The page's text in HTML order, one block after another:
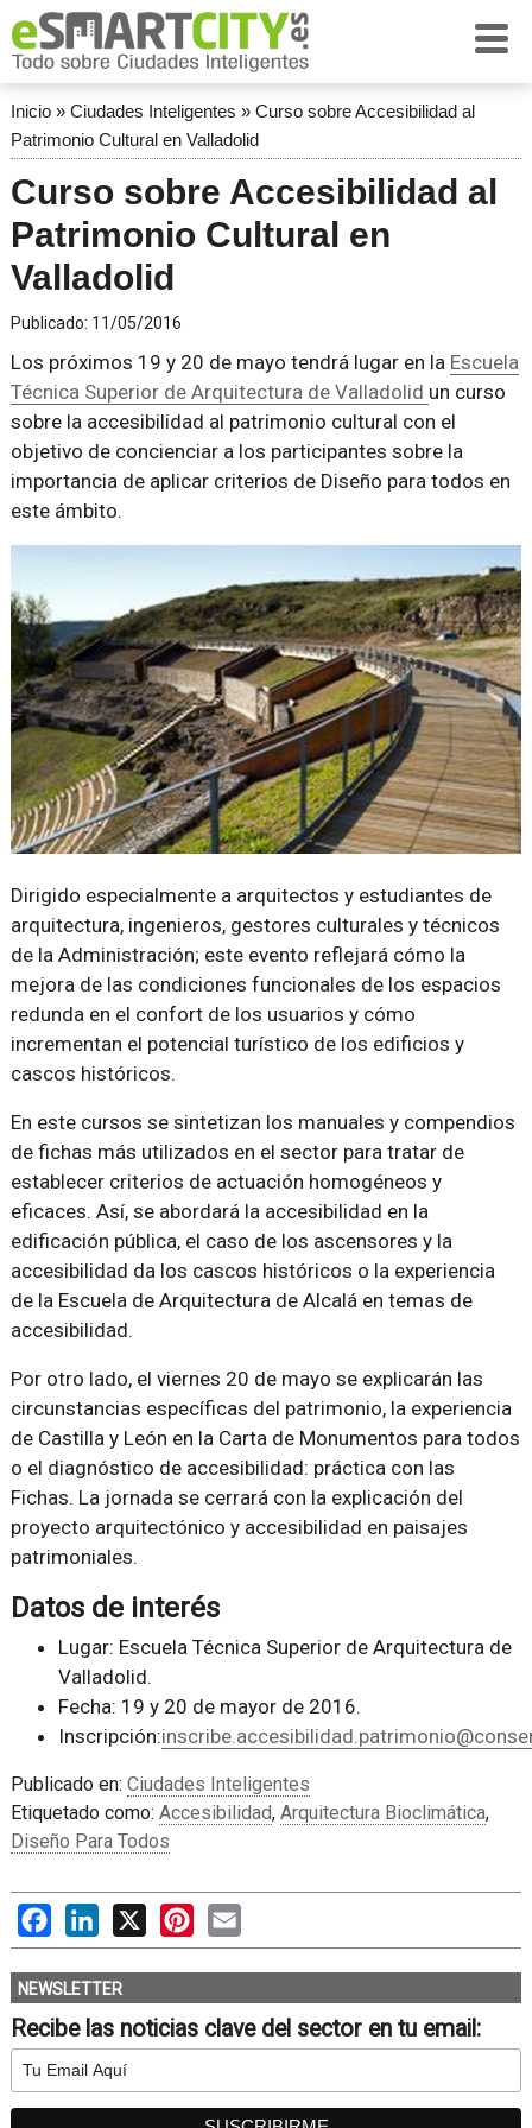
Inicio» Ciudades Inteligentes » Curso sobre Accesibilidad al
Patrimonio Cultural en Valladolid
Curso sobre Accesibilidad al
Patrimonio Cultural en
Valladolid
Publicado: 11/05/2016
Los próximos 19 y 20 de mayo tendrá lugar en la Escuela
Técnica Superior de Arquitectura de Valladolid un curso
sobre la accesibilidad al patrimonio cultural con el
objetivo de concienciar a los participantes sobre la
importancia de aplicar criterios de Diseño para todos en
este ámbito.
Dirigido especialmente a arquitectos y estudiantes de
arquitectura, ingenieros, gestores culturales y técnicos
de la Administración; este evento reflejará cómo la
mejora de las condiciones funcionales de los espacios
redunda en el confort de los usuarios y cómo
incrementan el potencial turístico de los edificios y
cascos históricos.
En este cursos se sintetizan los manuales y compendios
de fichas más utilizados en el sector para tratar de
establecer criterios de actuación homogéneos y
eficaces. Así, se abordará la accesibilidad en la
edificación pública, el caso de los ascensores y la
accesibilidad da los cascos históricos o la experiencia
de la Escuela de Arquitectura de Alcalá en temas de
accesibilidad.
Por otro lado, el viernes 20 de mayo se explicarán las
circunstancias específicas del patrimonio, la experiencia
de Castilla y León en la Carta de Monumentos para todos
o el diagnóstico de accesibilidad: práctica con las
Fichas. La jornada se cerrará con la explicación del
proyecto arquitectónico y accesibilidad en paisajes
patrimoniales.
Datos de interés
Lugar: Escuela Técnica Superior de Arquitectura de
Valladolid.
Fecha: 19 y 20 de mayor de 2016.
Inscripción:
Publicado en: Ciudades Inteligentes
Etiquetado como: Accesibilidad, Arquitectura Bioclimática,
Diseño Para Todos
FacebookLinkedIn
X PinterestEmail
NEWSLETTER
Recibe las noticias clave del sector en tu email: